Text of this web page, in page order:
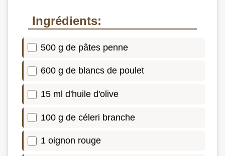
Ingrédients:
500 g de pâtes penne
600 g de blancs de poulet
15 ml d'huile d'olive
100 g de céleri branche
1 oignon rouge